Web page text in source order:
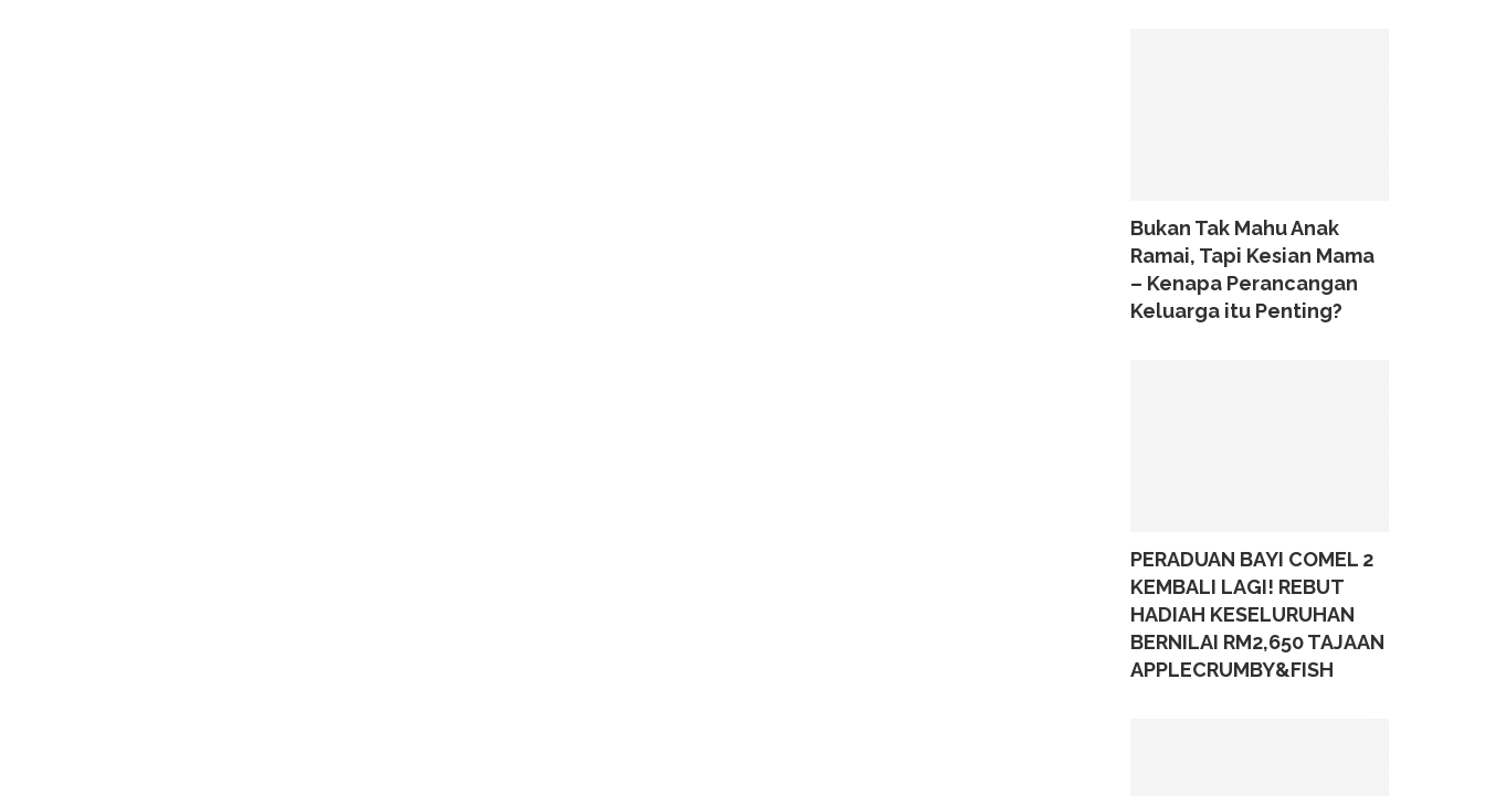
Bukan Tak Mahu Anak
Ramai, Tapi Kesian Mama
– Kenapa Perancangan
Keluarga itu Penting?
PERADUAN BAYI COMEL 2
KEMBALI LAGI! REBUT
HADIAH KESELURUHAN
BERNILAI RM2,650 TAJAAN
APPLECRUMBY&FISH